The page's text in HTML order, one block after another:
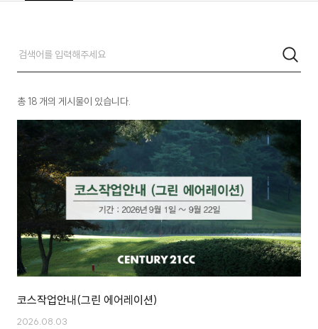
총 18 개의 게시물이 있습니다.
코스작업안내(그린 에어레이션)
2026.08.03